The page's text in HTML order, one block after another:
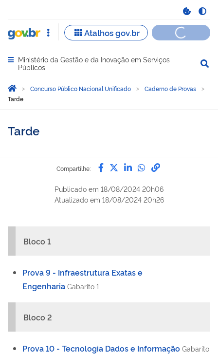
Abrir menu principal de navegação
Ministério da Gestão e da Inovação em Serviços
Públicos
Você está aqui:
Página Inicial
Concurso Público Nacional Unificado
Caderno de Provas
Tarde
Tarde
Compartilhe: Compartilhe por Facebook
Compartilhe por Twitter
Compartilhe por
Compartilhe
link para
Publicado em 18/08/2024 20h06
Atualizado em 18/08/2024 20h26
Bloco 1
Prova 9 - Infraestrutura Exatas e
Engenharia Gabarito 1
Bloco 2
Prova 10 - Tecnologia Dados e Informação Gabarito